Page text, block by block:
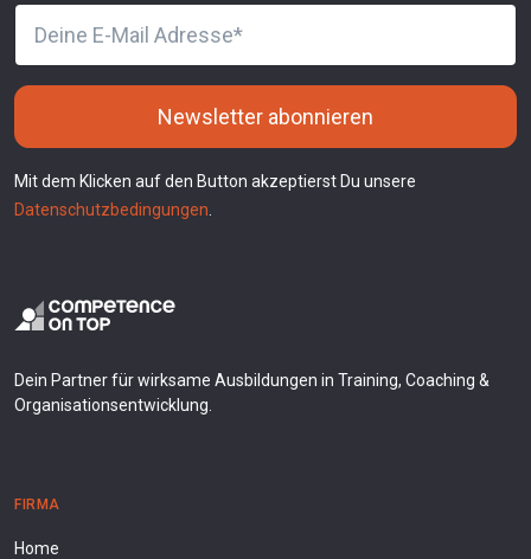
Newsletter abonnieren
Mit dem Klicken auf den Button akzeptierst Du unsere
Datenschutzbedingungen.
Dein Partner für wirksame Ausbildungen in Training, Coaching &
Organisationsentwicklung.
FIRMA
Home